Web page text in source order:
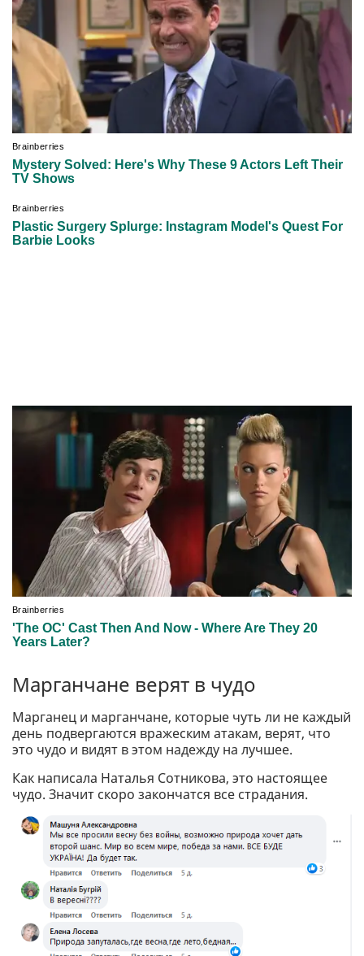
Марганчане верят в чудо
Марганец и марганчане, которые чуть ли не каждый
день подвергаются вражеским атакам, верят, что
это чудо и видят в этом надежду на лучшее.
Как написала Наталья Сотникова, это настоящее
чудо. Значит скоро закончатся все страдания.